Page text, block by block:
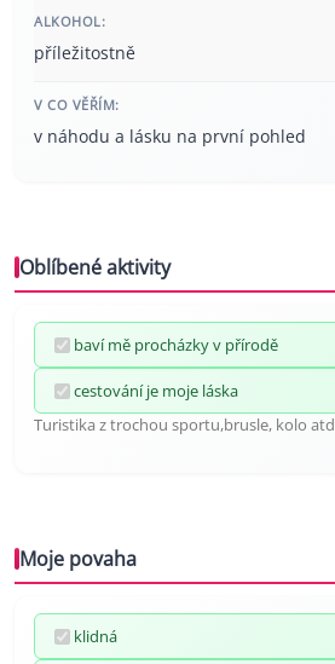
ALKOHOL:
příležitostně
V CO VĚŘÍM:
v náhodu a lásku na první pohled
Oblíbené aktivity
baví mě procházky v přírodě
cestování je moje láska
Turistika z trochou sportu,brusle, kolo atd
Moje povaha
klidná